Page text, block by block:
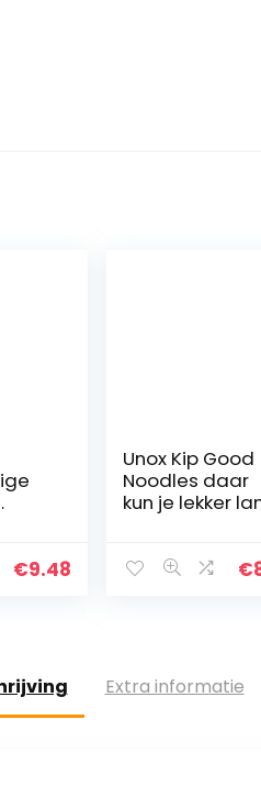
€9.48
Unox Kip Good
Noodles daar
kun je lekker
€
Extra informatie